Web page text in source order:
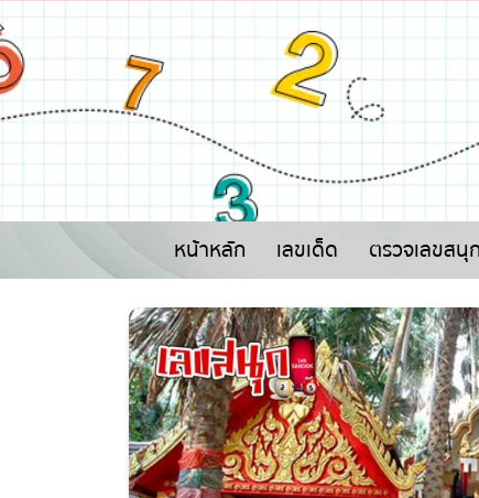
หน้าหลัก เลขเด็ด ตรวจเลขสนุก